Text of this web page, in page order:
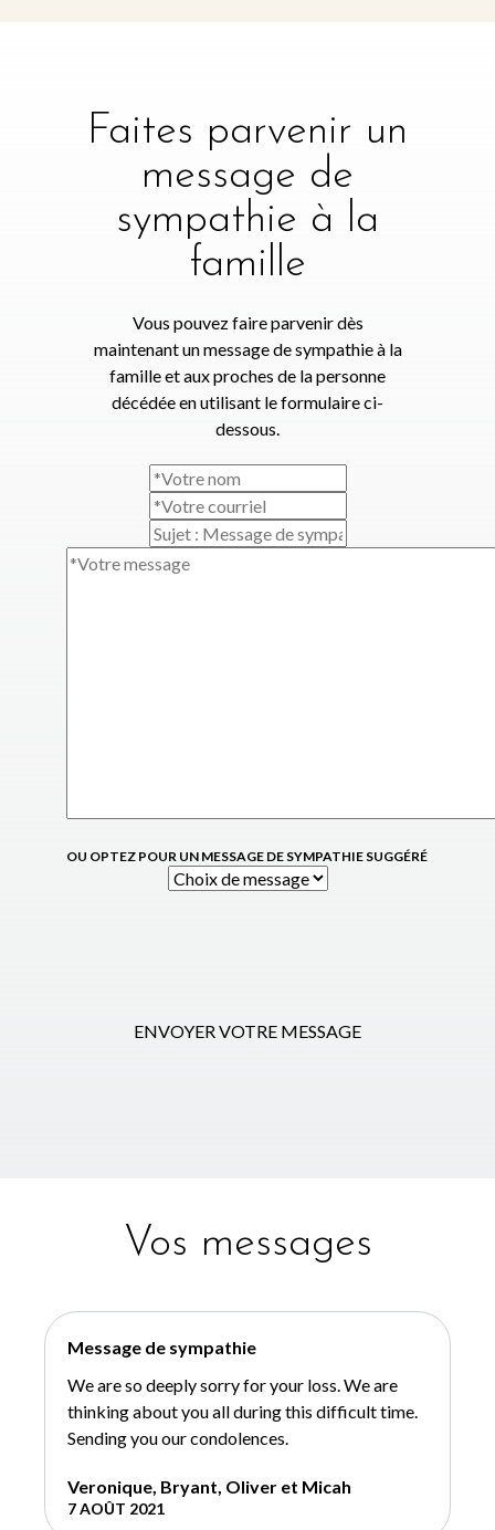
Faites parvenir un
message de
sympathie à la
famille
Vous pouvez faire parvenir dès
maintenant un message de sympathie à la
famille et aux proches de la personne
décédée en utilisant le formulaire ci-
dessous.
OU OPTEZ POUR UN MESSAGE DE SYMPATHIE SUGGÉRÉ
ENVOYER VOTRE MESSAGE
Vos messages
Message de sympathie
We are so deeply sorry for your loss. We are
thinking about you all during this difficult time.
Sending you our condolences.
Veronique, Bryant, Oliver et Micah
7 AOÛT 2021